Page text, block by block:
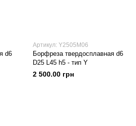
d6
Артикул: Y2505M06
Борфреза твердосплавная d6
D25 L45 h5 - тип Y
2 500.00 грн